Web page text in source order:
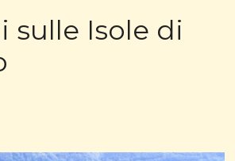
sulle Isole di